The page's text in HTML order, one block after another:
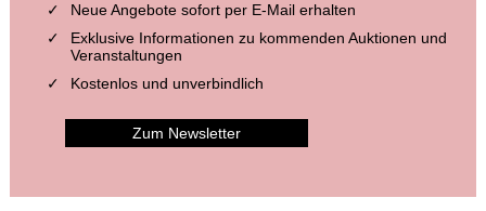
Neue Angebote sofort per E-Mail erhalten
Exklusive Informationen zu kommenden Auktionen und
Veranstaltungen
Kostenlos und unverbindlich
Zum Newsletter